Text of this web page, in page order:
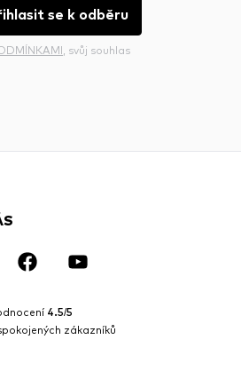
se k odběru
, svůj souhlas
4.5/5
zákazníků